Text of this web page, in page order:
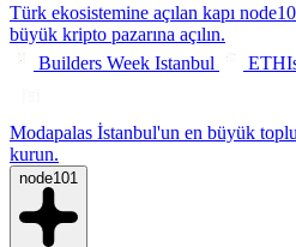
Türk ekosistemine açılan kapı
büyük kripto pazarına açılın.
Builders Week Istanbul
Modapalas İstanbul'un en büyük
kurun.
node101